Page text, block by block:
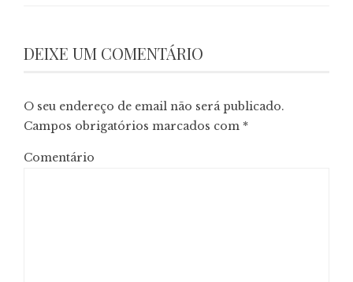
DEIXE UM COMENTÁRIO
O seu endereço de email não será publicado.
Campos obrigatórios marcados com *
Comentário